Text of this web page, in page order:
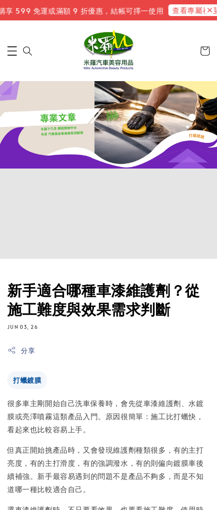
免運或滿額 9 折優惠，結帳可擇一使用 查看專屬禮遇 新
新手適合哪種車漆維護劑？從
施工難度與效果需求判斷
JUN 03, 26
分享
打蠟鍍膜
很多車主剛開始自己洗車保養時，會先從車漆維護劑、水鍍
膜或亮澤噴霧這類產品入門。原因很簡單：施工比打蠟快，
看起來也比較容易上手。
但真正開始挑產品時，又會發現維護劑種類很多，有的主打
亮度，有的主打滑度，有的強調潑水，有的則偏向鍍膜車後
續補強。新手最容易遇到的問題不是產品不夠多，而是不知
道哪一種比較適合自己。